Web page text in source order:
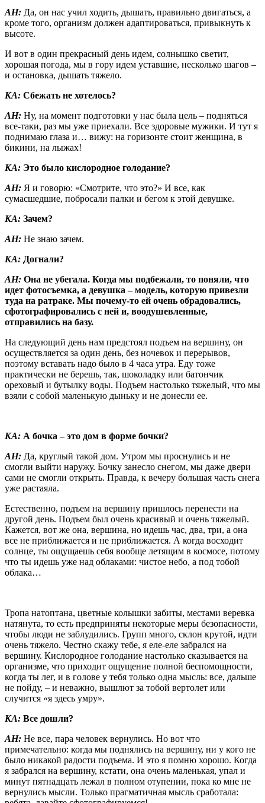
АН: Да, он нас учил ходить, дышать, правильно двигаться, а
кроме того, организм должен адаптироваться, привыкнуть к
высоте.
И вот в один прекрасный день идем, солнышко светит,
хорошая погода, мы в гору идем уставшие, несколько шагов –
и остановка, дышать тяжело.
КА: Сбежать не хотелось?
АН: Ну, на момент подготовки у нас была цель – подняться
все-таки, раз мы уже приехали. Все здоровые мужики. И тут я
поднимаю глаза и… вижу: на горизонте стоит женщина, в
бикини, на лыжах!
КА: Это было кислородное голодание?
АН: Я и говорю: «Смотрите, что это?» И все, как
сумасшедшие, побросали палки и бегом к этой девушке.
КА: Зачем?
АН: Не знаю зачем.
КА: Догнали?
АН: Она не убегала. Когда мы подбежали, то поняли, что
идет фотосъемка, а девушка – модель, которую привезли
туда на ратраке. Мы почему-то ей очень обрадовались,
сфотографировались с ней и, воодушевленные,
отправились на базу.
На следующий день нам предстоял подъем на вершину, он
осуществляется за один день, без ночевок и перерывов,
поэтому вставать надо было в 4 часа утра. Еду тоже
практически не берешь, так, шоколадку или батончик
ореховый и бутылку воды. Подъем настолько тяжелый, что мы
взяли с собой маленькую дыньку и не донесли ее.
КА: А бочка – это дом в форме бочки?
АН: Да, круглый такой дом. Утром мы проснулись и не
смогли выйти наружу. Бочку занесло снегом, мы даже двери
сами не смогли открыть. Правда, к вечеру большая часть снега
уже растаяла.
Естественно, подъем на вершину пришлось перенести на
другой день. Подъем был очень красивый и очень тяжелый.
Кажется, вот же она, вершина, но идешь час, два, три, а она
все не приближается и не приближается. А когда восходит
солнце, ты ощущаешь себя вообще летящим в космосе, потому
что ты идешь уже над облаками: чистое небо, а под тобой
облака…
Тропа натоптана, цветные колышки забиты, местами веревка
натянута, то есть предприняты некоторые меры безопасности,
чтобы люди не заблудились. Групп много, склон крутой, идти
очень тяжело. Честно скажу тебе, я еле-еле забрался на
вершину. Кислородное голодание настолько сказывается на
организме, что приходит ощущение полной беспомощности,
когда ты лег, и в голове у тебя только одна мысль: все, дальше
не пойду, – и неважно, вышлют за тобой вертолет или
случится «я здесь умру».
КА: Все дошли?
АН: Не все, пара человек вернулись. Но вот что
примечательно: когда мы поднялись на вершину, ни у кого не
было никакой радости подъема. И это я помню хорошо. Когда
я забрался на вершину, кстати, она очень маленькая, упал и
минут пятнадцать лежал в полном отупении, пока ко мне не
вернулись мысли. Только прагматичная мысль сработала: